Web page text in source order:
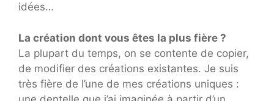
idées…
La création dont vous êtes la plus fière ?
La plupart du temps, on se contente de copier,
de modifier des créations existantes. Je suis
très fière de l’une de mes créations uniques :